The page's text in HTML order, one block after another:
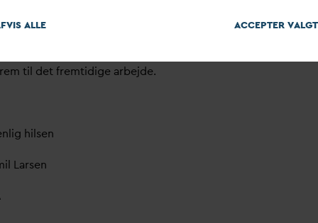
på telefon 23701956 eller på mail
til det fremtidige arbejde.
hilsen
Larsen
ALLE ACCEPTERV